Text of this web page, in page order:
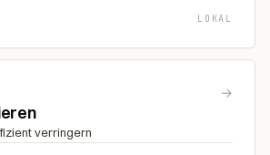
LOKAL
→
verringern